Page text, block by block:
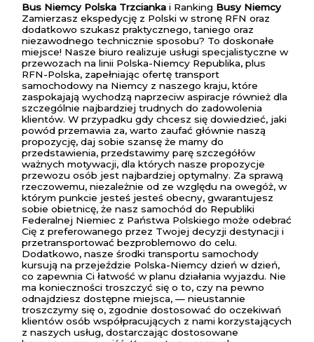
Bus Niemcy Polska Trzcianka i Ranking Busy Niemcy
Zamierzasz ekspedycję z Polski w stronę RFN oraz
dodatkowo szukasz praktycznego, taniego oraz
niezawodnego technicznie sposobu? To doskonałe
miejsce! Nasze biuro realizuje usługi specjalistyczne w
przewozach na linii Polska-Niemcy Republika, plus
RFN-Polska, zapełniając ofertę transport
samochodowy na Niemcy z naszego kraju, które
zaspokajają wychodzą naprzeciw aspiracje również dla
szczególnie najbardziej trudnych do zadowolenia
klientów. W przypadku gdy chcesz się dowiedzieć, jaki
powód przemawia za, warto zaufać głównie naszą
propozycję, daj sobie szansę że mamy do
przedstawienia, przedstawimy parę szczegółów
ważnych motywacji, dla których nasze propozycje
przewozu osób jest najbardziej optymalny. Za sprawą
rzeczowemu, niezależnie od ze względu na owegóż, w
którym punkcie jesteś jesteś obecny, gwarantujesz
sobie obietnicę, że nasz samochód do Republiki
Federalnej Niemiec z Państwa Polskiego może odebrać
Cię z preferowanego przez Twojej decyzji destynacji i
przetransportować bezproblemowo do celu.
Dodatkowo, nasze środki transportu samochody
kursują na przejeździe Polska-Niemcy dzień w dzień,
co zapewnia Ci łatwość w planu działania wyjazdu. Nie
ma konieczności troszczyć się o to, czy na pewno
odnajdziesz dostępne miejsca, — nieustannie
troszczymy się o, zgodnie dostosować do oczekiwań
klientów osób współpracujących z nami korzystających
z naszych usług, dostarczając dostosowane